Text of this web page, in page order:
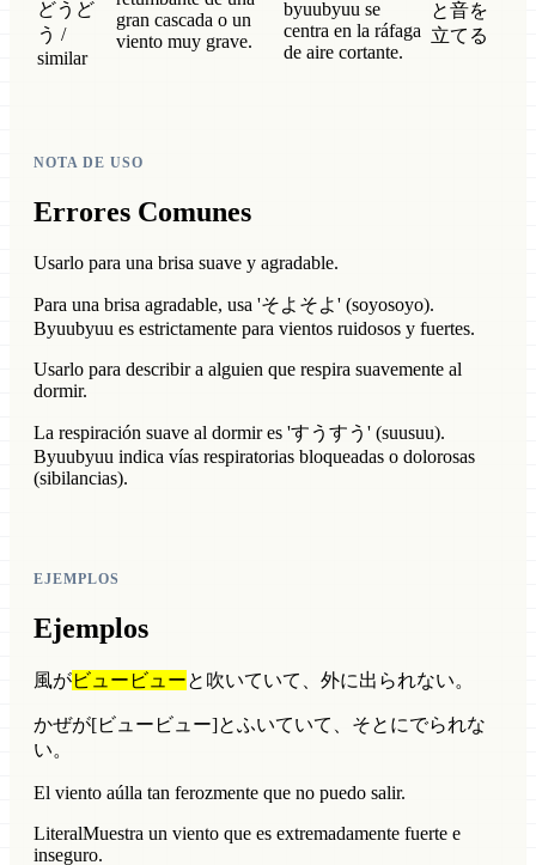
どうど
う /
similar
gran cascada o un
viento muy grave.
byuubyuu se
centra en la ráfaga
de aire cortante.
と音を
立てる
NOTA DE USO
Errores Comunes
Usarlo para una brisa suave y agradable.
Para una brisa agradable, usa 'そよそよ' (soyosoyo).
Byuubyuu es estrictamente para vientos ruidosos y fuertes.
Usarlo para describir a alguien que respira suavemente al
dormir.
La respiración suave al dormir es 'すうすう' (suusuu).
Byuubyuu indica vías respiratorias bloqueadas o dolorosas
(sibilancias).
EJEMPLOS
Ejemplos
風がビュービューと吹いていて、外に出られない。
かぜが[ビュービュー]とふいていて、そとにでられな
い。
El viento aúlla tan ferozmente que no puedo salir.
LiteralMuestra un viento que es extremadamente fuerte e
inseguro.